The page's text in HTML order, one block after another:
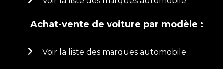
Achat-vente de voiture par modèle :
Voir la liste des marques automobile